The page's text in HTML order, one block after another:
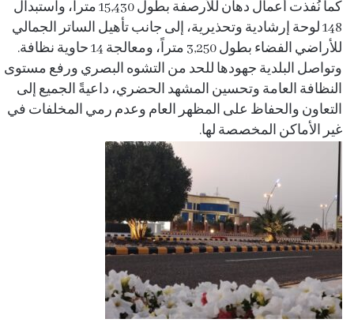
كما نُفذت أعمال دهان للأرصفة بطول 15,430 متراً، واستبدال
148 لوحة إرشادية وتحذيرية، إلى جانب تأهيل الساتر الجمالي
للأراضي الفضاء بطول 3,250 متراً، ومعالجة 14 حاوية نظافة.
وتواصل البلدية جهودها للحد من التشوه البصري ورفع مستوى
النظافة العامة وتحسين المشهد الحضري، داعيةً الجميع إلى
التعاون والحفاظ على المظهر العام وعدم رمي المخلفات في
غير الأماكن المخصصة لها.